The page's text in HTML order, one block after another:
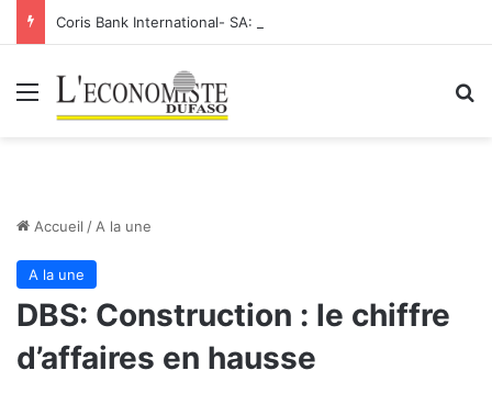
Menu
Accueil / A la une
A la une
DBS: Construction : le chiffre
d’affaires en hausse